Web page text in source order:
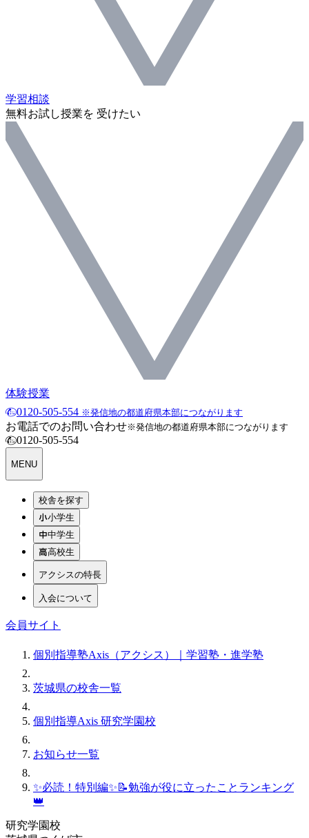
学習相談
無料お試し授業を 受けたい
体験授業
0120-505-554 ※発信地の都道府県本部につながります
お電話でのお問い合わせ※発信地の都道府県本部につながります
0120-505-554
MENU
校舎を探す
小学生
中学生
高校生
アクシスの特長
入会について
会員サイト
個別指導塾Axis（アクシス）｜学習塾・進学塾
茨城県の校舎一覧
個別指導Axis 研究学園校
お知らせ一覧
✨必読！特別編✨📝勉強が役に立ったことランキング
👑
研究学園校